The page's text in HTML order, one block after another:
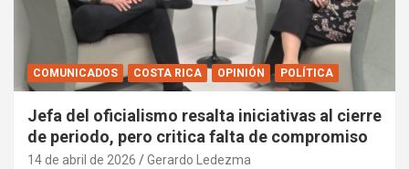
COMUNICADOS COSTA RICA OPINIÓN POLÍTICA
Jefa del oficialismo resalta iniciativas al cierre
de periodo, pero critica falta de compromiso
14 de abril de 2026 Gerardo Ledezma